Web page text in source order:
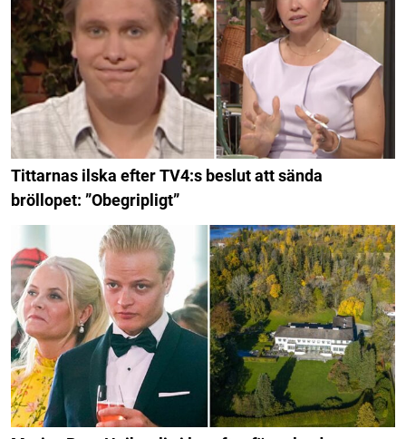
Tittarnas ilska efter TV4:s beslut att sända
bröllopet: ”Obegripligt”